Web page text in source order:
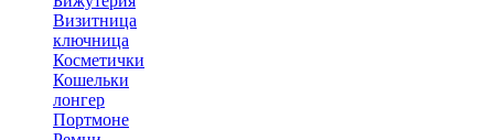
Визитница
ключница
Косметички
Кошельки
лонгер
Портмоне